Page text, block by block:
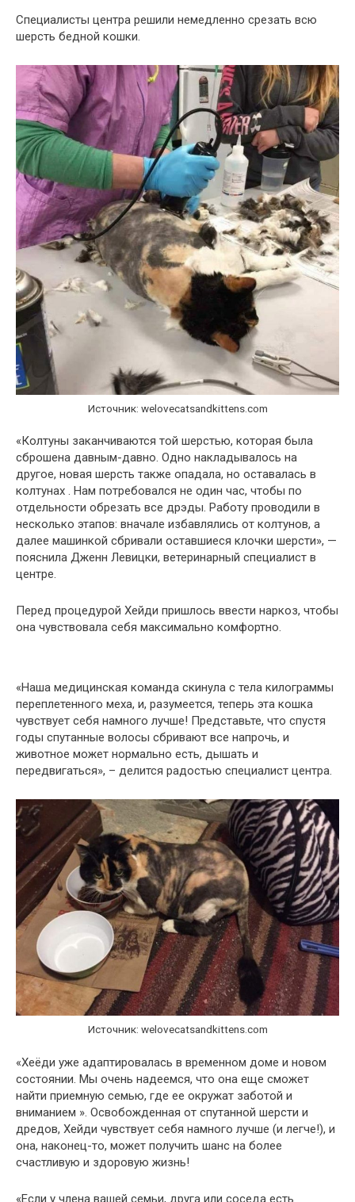
Специалисты центра решили немедленно срезать всю
шерсть бедной кошки.
Источник: welovecatsandkittens.com
«Колтуны заканчиваются той шерстью, которая была
сброшена давным-давно. Одно накладывалось на
другое, новая шерсть также опадала, но оставалась в
колтунах . Нам потребовался не один час, чтобы по
отдельности обрезать все дрэды. Работу проводили в
несколько этапов: вначале избавлялись от колтунов, а
далее машинкой сбривали оставшиеся клочки шерсти», —
пояснила Дженн Левицки, ветеринарный специалист в
центре.
Перед процедурой Хейди пришлось ввести наркоз, чтобы
она чувствовала себя максимально комфортно.
«Наша медицинская команда скинула с тела килограммы
переплетенного меха, и, разумеется, теперь эта кошка
чувствует себя намного лучше! Представьте, что спустя
годы спутанные волосы сбривают все напрочь, и
животное может нормально есть, дышать и
передвигаться», – делится радостью специалист центра.
Источник: welovecatsandkittens.com
«Хеёди уже адаптировалась в временном доме и новом
состоянии. Мы очень надеемся, что она еще сможет
найти приемную семью, где ее окружат заботой и
вниманием ». Освобожденная от спутанной шерсти и
дредов, Хейди чувствует себя намного лучше (и легче!), и
она, наконец-то, может получить шанс на более
счастливую и здоровую жизнь!
«Если у члена вашей семьи, друга или соседа есть